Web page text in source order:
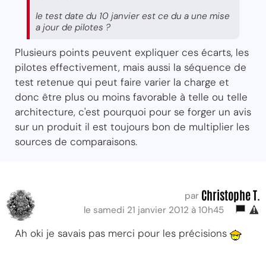
le test date du 10 janvier est ce du a une mise
a jour de pilotes ?
Plusieurs points peuvent expliquer ces écarts, les
pilotes effectivement, mais aussi la séquence de
test retenue qui peut faire varier la charge et
donc être plus ou moins favorable à telle ou telle
architecture, c'est pourquoi pour se forger un avis
sur un produit il est toujours bon de multiplier les
sources de comparaisons.
par Christophe T.
le samedi 21 janvier 2012 à 10h45
Ah oki je savais pas merci pour les précisions